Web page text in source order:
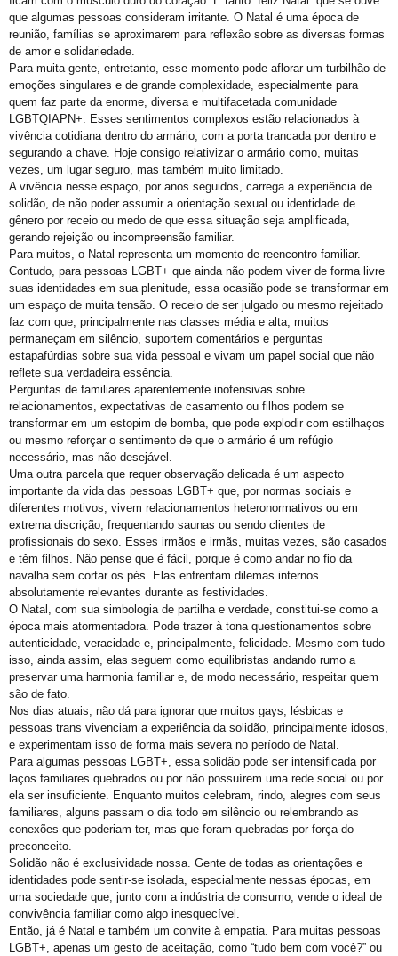
Prefeitura promove CadÚnico Itinerante LGBT+ no Centro Vida Bruno
Você Sabe Quem Foi Floripis
LGBTransfobia é Grave Acidente de Trabalho
Mutirão Identidade Cidadãs
21 Orgulho LGBT+Bahia
Pornografia da Vingança
O Retrato Falado de Xica Manicongo
GGB Divulga Nota de Repúdio Contra ALBA
Orgulho na Barra: Uma Nova Era Começou
Cuidado
Shows
Orgulho em Movimento
Barra e Ondina Recebem 21º Orgulho LGBT
Workshop
Exposição “Com Orgulho”
Defenda-se
I Fantasia PetLove do Orgulho
Workshop: Lantejoulas – Contos, Adereços
Salvador Capital do Orgulho
Festa Literária
Apenas Um Passo
Bastidores da Campanha Oficial do 21º Orgulho LGBT+ Bahia
Exposição “Revele Seu Amor” em Salvador
Salvador é Destaque em Mapeamento Nacional de Políticas LGBT+
Legítima Defesa Pessoal para LGBT+
Cajazeiras XII Recebe a II Parada LGBT+ Domingo
que algumas pessoas consideram irritante. O Natal é uma época de
reunião, famílias se aproximarem para reflexão sobre as diversas formas
de amor e solidariedade.
Para muita gente, entretanto, esse momento pode aflorar um turbilhão de
emoções singulares e de grande complexidade, especialmente para
quem faz parte da enorme, diversa e multifacetada comunidade
LGBTQIAPN+. Esses sentimentos complexos estão relacionados à
vivência cotidiana dentro do armário, com a porta trancada por dentro e
segurando a chave. Hoje consigo relativizar o armário como, muitas
vezes, um lugar seguro, mas também muito limitado.
A vivência nesse espaço, por anos seguidos, carrega a experiência de
solidão, de não poder assumir a orientação sexual ou identidade de
gênero por receio ou medo de que essa situação seja amplificada,
gerando rejeição ou incompreensão familiar.
Para muitos, o Natal representa um momento de reencontro familiar.
Contudo, para pessoas LGBT+ que ainda não podem viver de forma livre
suas identidades em sua plenitude, essa ocasião pode se transformar em
um espaço de muita tensão. O receio de ser julgado ou mesmo rejeitado
faz com que, principalmente nas classes média e alta, muitos
permaneçam em silêncio, suportem comentários e perguntas
estapafúrdias sobre sua vida pessoal e vivam um papel social que não
reflete sua verdadeira essência.
Perguntas de familiares aparentemente inofensivas sobre
relacionamentos, expectativas de casamento ou filhos podem se
transformar em um estopim de bomba, que pode explodir com estilhaços
ou mesmo reforçar o sentimento de que o armário é um refúgio
necessário, mas não desejável.
Uma outra parcela que requer observação delicada é um aspecto
importante da vida das pessoas LGBT+ que, por normas sociais e
diferentes motivos, vivem relacionamentos heteronormativos ou em
extrema discrição, frequentando saunas ou sendo clientes de
profissionais do sexo. Esses irmãos e irmãs, muitas vezes, são casados
e têm filhos. Não pense que é fácil, porque é como andar no fio da
navalha sem cortar os pés. Elas enfrentam dilemas internos
absolutamente relevantes durante as festividades.
O Natal, com sua simbologia de partilha e verdade, constitui-se como a
época mais atormentadora. Pode trazer à tona questionamentos sobre
autenticidade, veracidade e, principalmente, felicidade. Mesmo com tudo
isso, ainda assim, elas seguem como equilibristas andando rumo a
preservar uma harmonia familiar e, de modo necessário, respeitar quem
são de fato.
Nos dias atuais, não dá para ignorar que muitos gays, lésbicas e
pessoas trans vivenciam a experiência da solidão, principalmente idosos,
e experimentam isso de forma mais severa no período de Natal.
Para algumas pessoas LGBT+, essa solidão pode ser intensificada por
laços familiares quebrados ou por não possuírem uma rede social ou por
ela ser insuficiente. Enquanto muitos celebram, rindo, alegres com seus
familiares, alguns passam o dia todo em silêncio ou relembrando as
conexões que poderiam ter, mas que foram quebradas por força do
preconceito.
Solidão não é exclusividade nossa. Gente de todas as orientações e
identidades pode sentir-se isolada, especialmente nessas épocas, em
uma sociedade que, junto com a indústria de consumo, vende o ideal de
convivência familiar como algo inesquecível.
Então, já é Natal e também um convite à empatia. Para muitas pessoas
LGBT+, apenas um gesto de aceitação, como “tudo bem com você?” ou